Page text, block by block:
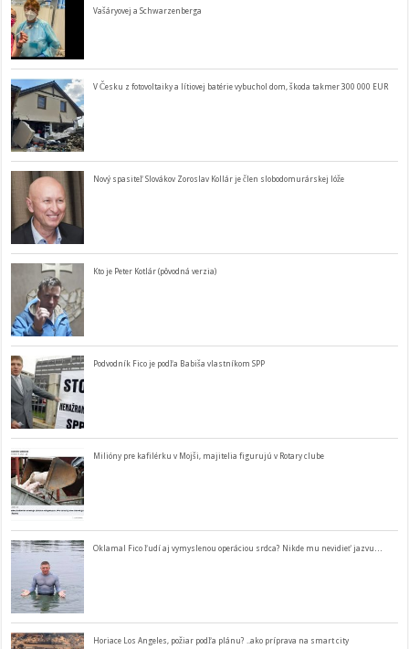
Vašáryovej a Schwarzenberga
V Česku z fotovoltaiky a lítiovej batérie vybuchol dom, škoda takmer 300 000 EUR
Nový spasiteľ Slovákov Zoroslav Kollár je člen slobodomurárskej lóže
Kto je Peter Kotlár (pôvodná verzia)
Podvodník Fico je podľa Babiša vlastníkom SPP
Milióny pre kafilérku v Mojši, majitelia figurujú v Rotary clube
Oklamal Fico ľudí aj vymyslenou operáciou srdca? Nikde mu nevidieť jazvu…
Horiace Los Angeles, požiar podľa plánu? ..ako príprava na smart city